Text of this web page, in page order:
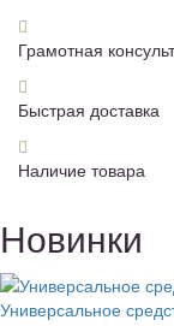
Грамотная
Быстрая доставка
Наличие товара
Новинки
Универсальное